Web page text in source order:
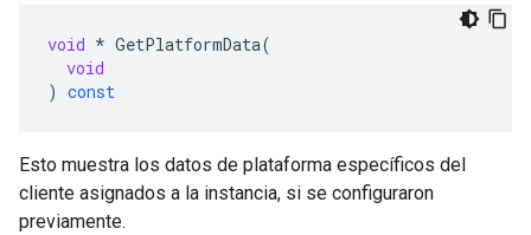
void * GetPlatformData(
void
) const
Esto muestra los datos de plataforma específicos del
cliente asignados a la instancia, si se configuraron
previamente.